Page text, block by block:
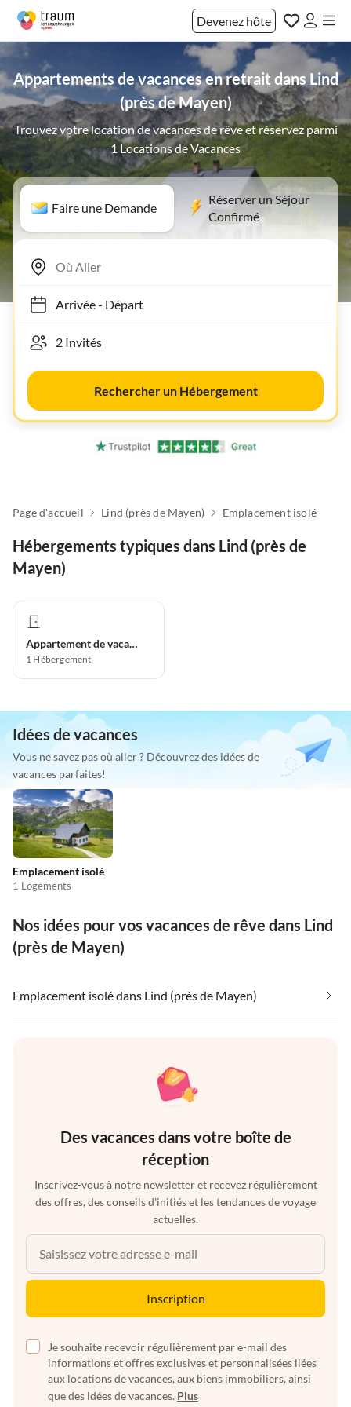
Devenez hôte
Appartements de vacances en retrait dans Lind
(près de Mayen)
Trouvez votre location de vacances de rêve et réservez parmi
1 Locations de Vacances
Faire une Demande
Réserver un Séjour
Confirmé
Arrivée- Départ
Rechercher un Hébergement
Page d'accueil Lind (près de Mayen) Emplacement isolé
Hébergements typiques dans Lind (près de
Mayen)
Appartement de vacances
1 Hébergement
Idées de vacances
Vous ne savez pas où aller ? Découvrez des idées de
vacances parfaites!
Emplacement isolé
1 Logements
Nos idées pour vos vacances de rêve dans Lind
(près de Mayen)
Emplacement isolé dans Lind (près de Mayen)
Des vacances dans votre boîte de
réception
Inscrivez-vous à notre newsletter et recevez régulièrement
des offres, des conseils d'initiés et les tendances de voyage
actuelles.
Inscription
Je souhaite recevoir régulièrement par e-mail des
informations et offres exclusives et personnalisées liées
aux locations de vacances, aux biens immobiliers, ainsi
que des idées de vacances. Plus